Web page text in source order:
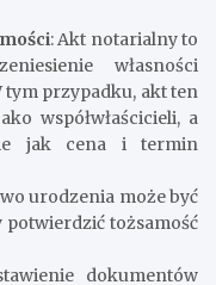
: Akt notarialny to
własności
tym przypadku, akt ten
współwłaścicieli, a
jak cena i termin
urodzenia może być
tożsamość
dokumentów